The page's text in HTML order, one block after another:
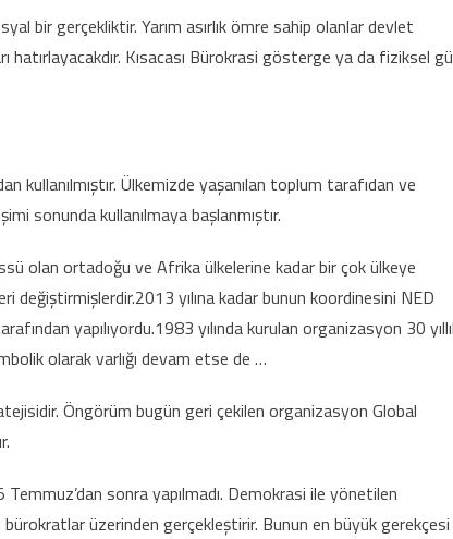
bir gerçekliktir. Yarım asırlık ömre sahip olanlar devlet
hatırlayacakdır. Kısacası Bürokrasi gösterge ya da fiziksel
kullanılmıştır. Ülkemizde yaşanılan toplum tarafıdan ve
sonunda kullanılmaya başlanmıştır.
olan ortadoğu ve Afrika ülkelerine kadar bir çok ülkeye
değiştirmişlerdir.2013 yılına kadar bunun koordinesini NED
yapılıyordu.1983 yılında kurulan organizasyon 30
olarak varlığı devam etse de …
Öngörüm bugün geri çekilen organizasyon Global
sonra yapılmadı. Demokrasi ile yönetilen
bürokratlar üzerinden gerçekleştirir. Bunun en büyük gerekçesi